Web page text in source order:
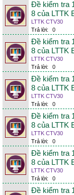
Đề kiểm tra
8 của LTTK
LTTK CTV30
Trả lời:
0
Đề kiểm tra
8 của LTTK
LTTK CTV30
Trả lời:
0
Đề kiểm tra
8 của LTTK
LTTK CTV30
Trả lời:
0
Đề kiểm tra
8 của LTTK
LTTK CTV30
Trả lời:
0
Đề kiểm tra
8 của LTTK
LTTK CTV30
Trả lời:
0
Đề kiểm tra